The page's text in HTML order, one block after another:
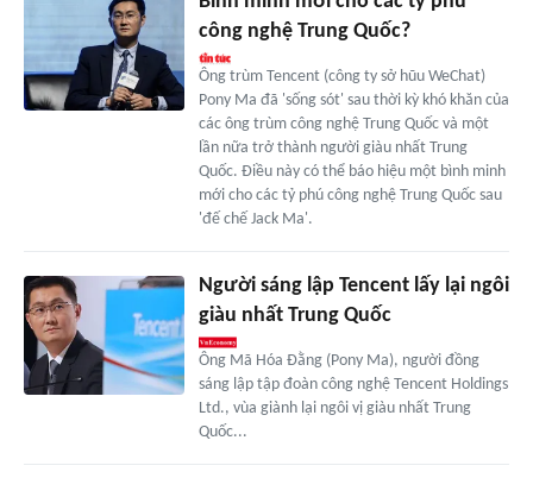
công nghệ Trung Quốc?
Ông trùm Tencent (công ty sở hũu WeChat)
Pony Ma đã 'sống sót' sau thời kỳ khó khăn của
các ông trùm công nghệ Trung Quốc và một
lần nữa trở thành người giàu nhất Trung
Quốc. Điều này có thể báo hiệu một bình minh
mới cho các tỷ phú công nghệ Trung Quốc sau
'đế chế Jack Ma'.
Người sáng lập Tencent lấy lại ngôi
giàu nhất Trung Quốc
Ông Mã Hóa Đằng (Pony Ma), người đồng
sáng lập tập đoàn công nghệ Tencent Holdings
Ltd., vùa giành lại ngôi vị giàu nhất Trung
Quốc...